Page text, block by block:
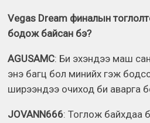
Vegas Dream финалын
бодож байсан бэ?
AGUSAMC: Би эхэндээ маш
энэ багц бол минийх гэж
ширээндээ очиход би аварга
JOVANN666: Тоглож байхдаа